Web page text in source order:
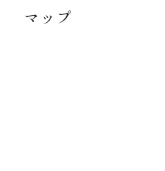
マップ